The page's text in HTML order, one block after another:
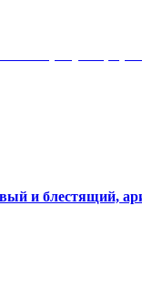
и блестящий,